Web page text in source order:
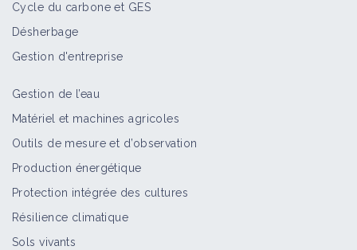
Scolytes
Cycle du carbone et GES
Désherbage
Gestion d'entreprise
Gestion de l’eau
Matériel et machines agricoles
Outils de mesure et d’observation
Production énergétique
Protection intégrée des cultures
Résilience climatique
Sols vivants